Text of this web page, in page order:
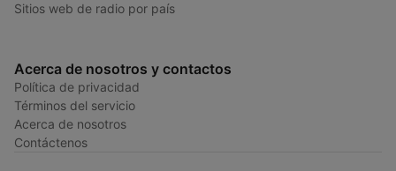
Sitios web de radio por país
Acerca de nosotros y contactos
Política de privacidad
Términos del servicio
Acerca de nosotros
Contáctenos